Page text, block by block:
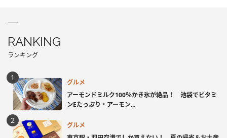
RANKING
ランキング
グルメ
アーモンドミルク100％かき氷が絶品！ 池袋でビタミ
ンEたっぷり・アーモン...
グルメ